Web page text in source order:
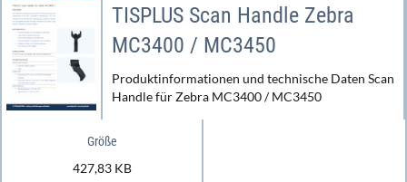
TISPLUS Scan Handle Zebra
MC3400 / MC3450
Produktinformationen und technische Daten Scan
Handle für Zebra MC3400 / MC3450
Größe
427,83 KB